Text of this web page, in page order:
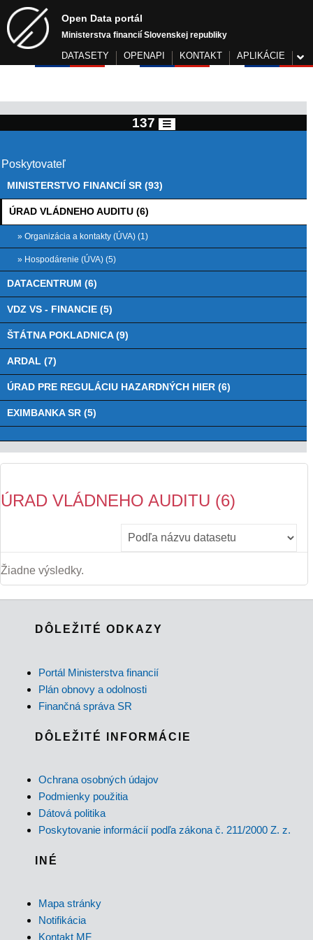
Open Data portál
Ministerstva financií Slovenskej republiky
DATASETY OPENAPI KONTAKT APLIKÁCIE
137
Poskytovateľ
MINISTERSTVO FINANCIÍ SR (93)
ÚRAD VLÁDNEHO AUDITU (6)
» Organizácia a kontakty (ÚVA) (1)
» Hospodárenie (ÚVA) (5)
DATACENTRUM (6)
VDZ VS - FINANCIE (5)
ŠTÁTNA POKLADNICA (9)
ARDAL (7)
ÚRAD PRE REGULÁCIU HAZARDNÝCH HIER (6)
EXIMBANKA SR (5)
ÚRAD VLÁDNEHO AUDITU (6)
Žiadne výsledky.
DÔLEŽITÉ ODKAZY
Portál Ministerstva financií
Plán obnovy a odolnosti
Finančná správa SR
DÔLEŽITÉ INFORMÁCIE
Ochrana osobných údajov
Podmienky použitia
Dátová politika
Poskytovanie informácií podľa zákona č. 211/2000 Z. z.
INÉ
Mapa stránky
Notifikácia
Kontakt MF